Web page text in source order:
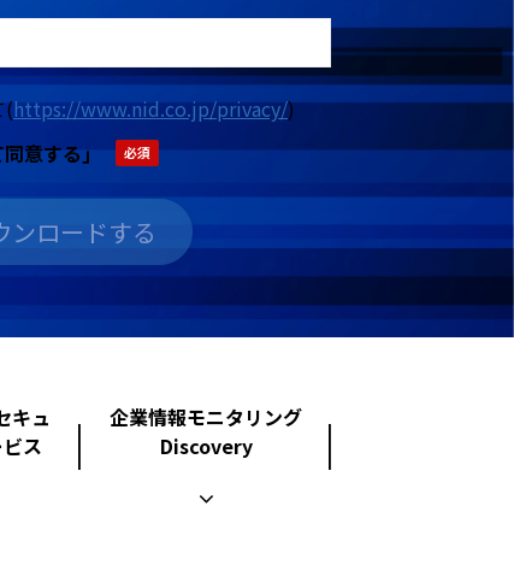
(https://www.nid.co.jp/privacy/)
意する｣
キュ
ス
企業情報モニタリング
Discovery